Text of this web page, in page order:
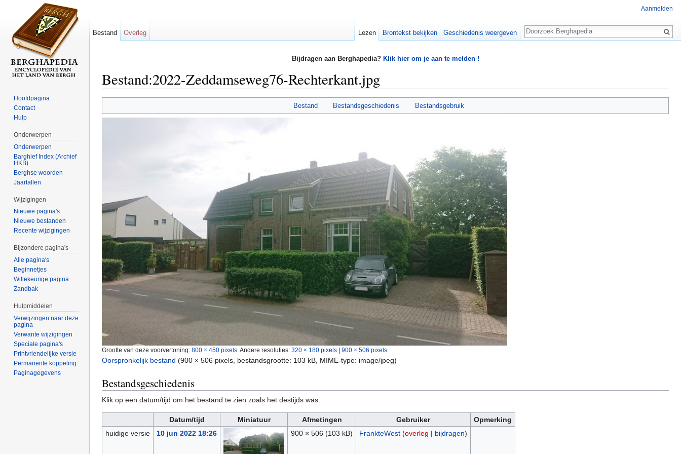
Bijdragen aan Berghapedia? Klik hier om je aan te melden !
Bestand:2022-Zeddamseweg76-Rechterkant.jpg
Bestand Bestandsgeschiedenis Bestandsgebruik
Grootte van deze voorvertoning: 800 × 450 pixels Andere resoluties: 320 × 180 pixels | 900 × 506 pixels
Oorspronkelijk bestand (900 × 506 pixels, bestandsgrootte: 103 kB, MIME-type: image/jpeg)
Bestandsgeschiedenis
Klik op een datum/tijd om het bestand te zien zoals het destijds was.
Datum/tijd Miniatuur Afmetingen Gebruiker
Opmerking
huidige versie
10 jun 2022 18:26 900 × 506 (103 kB) FrankteWest (overleg | bijdragen)
Aanmelden
Bestand Overleg Lezen Brontekst bekijken Geschiedenis weergeven
Zoeken
Hoofdpagina
Contact
Hulp
Onderwerpen
Onderwerpen
Barghief Index (Archief
HKB)
Berghse woorden
Jaartallen
Wijzigingen
Nieuwe pagina's
Nieuwe bestanden
Recente wijzigingen
Bijzondere pagina's
Alle pagina's
Beginnetjes
Willekeurige pagina
Zandbak
Hulpmiddelen
Verwijzingen naar deze
pagina
Verwante wijzigingen
Speciale pagina's
Printvriendelijke versie
Permanente koppeling
Paginagegevens